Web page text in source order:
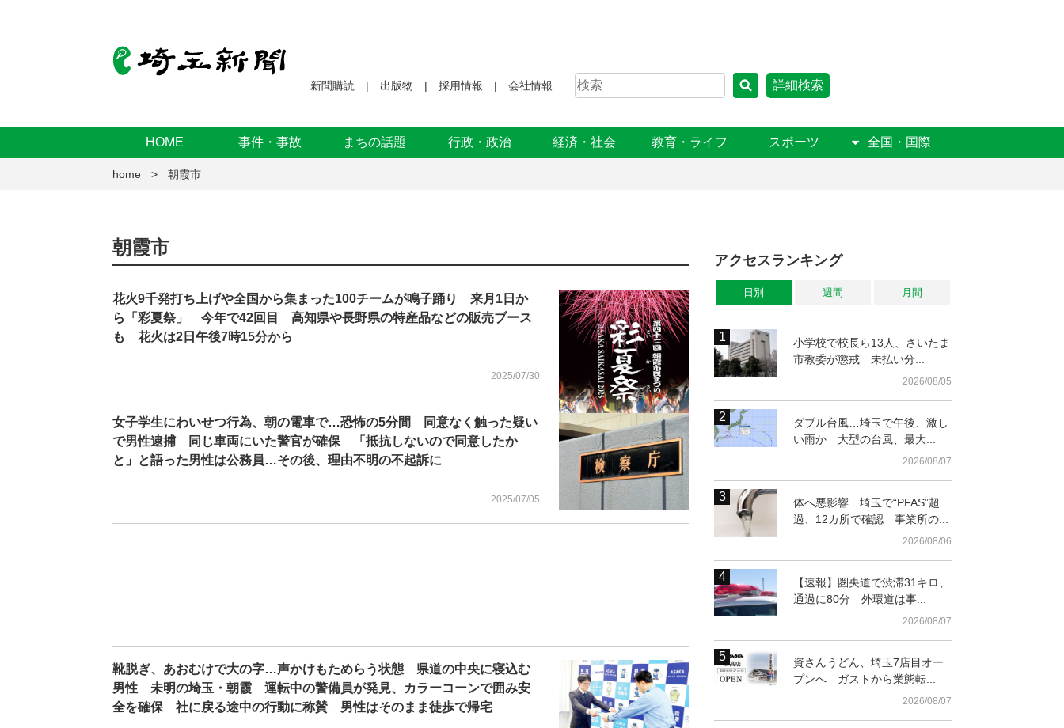
新聞購読 出版物 採用情報 会社情報 詳細検索
HOME 事件・事故 まちの話題 行政・政治 経済・社会 教育・ライフ スポーツ 全国・国際
home 朝霞市
朝霞市
花火9千発打ち上げや全国から集まった100チームが鳴子踊り 来月1日か
ら「彩夏祭」 今年で42回目 高知県や長野県の特産品などの販売ブース
も 花火は2日午後7時15分から
2025/07/30
女子学生にわいせつ行為、朝の電車で…恐怖の5分間 同意なく触った疑い
で男性逮捕 同じ車両にいた警官が確保 「抵抗しないので同意したか
と」と語った男性は公務員…その後、理由不明の不起訴に
2025/07/05
靴脱ぎ、あおむけで大の字…声かけもためらう状態 県道の中央に寝込む
男性 未明の埼玉・朝霞 運転中の警備員が発見、カラーコーンで囲み安
全を確保 社に戻る途中の行動に称賛 男性はそのまま徒歩で帰宅
アクセスランキング
日別 週間 月間
小学校で校長ら13人、さいたま
市教委が懲戒 未払い分...
2026/08/05
ダブル台風…埼玉で午後、激し
い雨か 大型の台風、最大...
2026/08/07
体へ悪影響…埼玉で“PFAS”超
過、12カ所で確認 事業所の...
2026/08/06
【速報】圏央道で渋滞31キロ、
通過に80分 外環道は事...
2026/08/07
資さんうどん、埼玉7店目オー
プンへ ガストから業態転...
2026/08/07